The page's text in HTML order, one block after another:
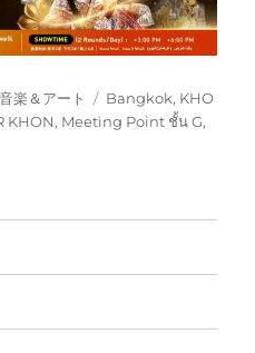
音楽＆アート
タ
グ
Bangkok, KHO
KHON, Meeting Point ชั้น G,